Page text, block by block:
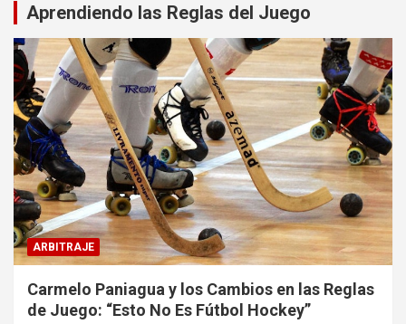
Aprendiendo las Reglas del Juego
ARBITRAJE
Carmelo Paniagua y los Cambios en las Reglas
de Juego: “Esto No Es Fútbol Hockey”